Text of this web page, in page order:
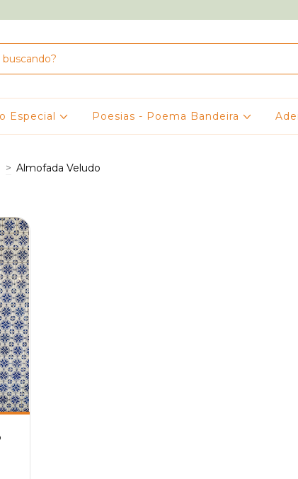
Especial Poesias - Poema Bandeira
> Almofada Veludo